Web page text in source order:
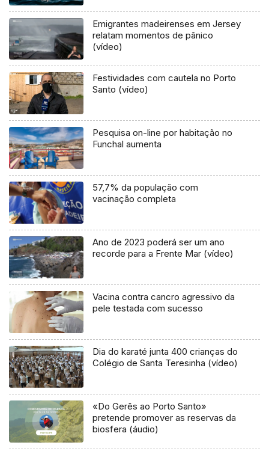
Emigrantes madeirenses em Jersey
relatam momentos de pânico
(vídeo)
Festividades com cautela no Porto
Santo (vídeo)
Pesquisa on-line por habitação no
Funchal aumenta
57,7% da população com
vacinação completa
Ano de 2023 poderá ser um ano
recorde para a Frente Mar (vídeo)
Vacina contra cancro agressivo da
pele testada com sucesso
Dia do karaté junta 400 crianças do
Colégio de Santa Teresinha (vídeo)
«Do Gerês ao Porto Santo»
pretende promover as reservas da
biosfera (áudio)